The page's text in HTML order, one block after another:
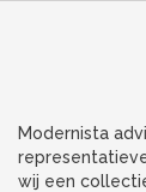
Modernista
wij een